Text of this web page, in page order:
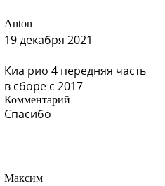
Anton
19 декабря 2021
Киа рио 4 передняя часть
в сборе с 2017
Комментарий
Спасибо
Максим